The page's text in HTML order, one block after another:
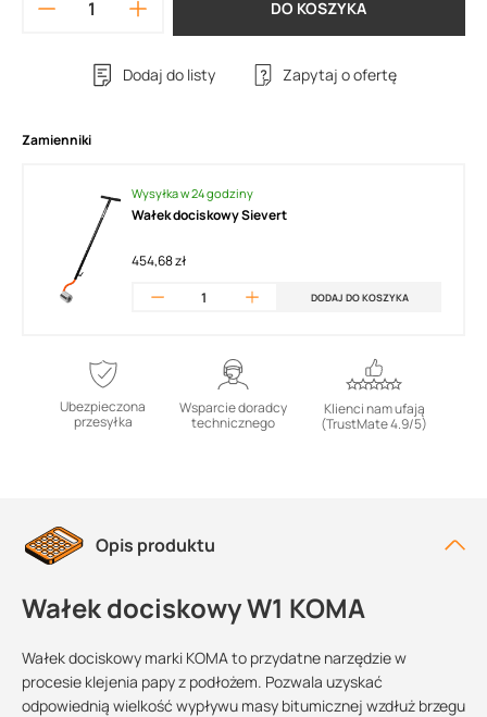
DO KOSZYKA
Dodaj do listy Zapytaj o ofertę
Zamienniki
Wysyłka w 24 godziny
Wałek dociskowy Sievert
454,68 zł
DODAJ DO KOSZYKA
Ubezpieczona
przesyłka
Wsparcie doradcy
technicznego
Klienci nam ufają
(TrustMate 4.9/5)
Opis produktu
Wałek dociskowy W1 KOMA
Wałek dociskowy marki KOMA to przydatne narzędzie w
procesie klejenia papy z podłożem. Pozwala uzyskać
odpowiednią wielkość wypływu masy bitumicznej wzdłuż brzegu